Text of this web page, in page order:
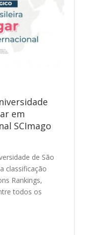
em
SCImago
de São
classificação
Rankings,
todos os